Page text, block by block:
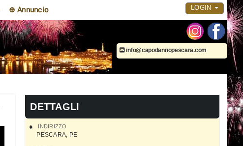
⊕ Annuncio LOGIN
info@capodannopescara.com
DETTAGLI
INDIRIZZO
PESCARA, PE